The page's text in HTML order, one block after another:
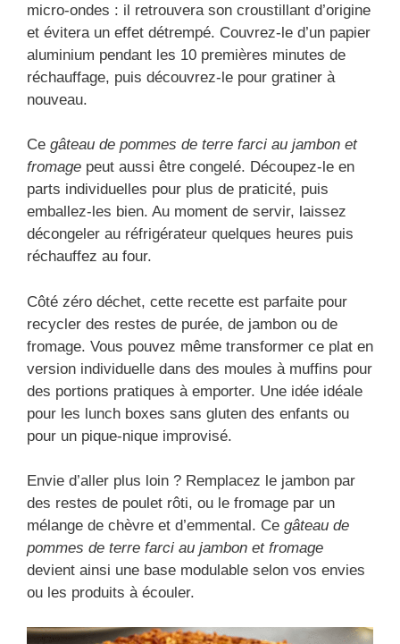
micro-ondes : il retrouvera son croustillant d’origine
et évitera un effet détrempé. Couvrez-le d’un papier
aluminium pendant les 10 premières minutes de
réchauffage, puis découvrez-le pour gratiner à
nouveau.
Ce gâteau de pommes de terre farci au jambon et
fromage peut aussi être congelé. Découpez-le en
parts individuelles pour plus de praticité, puis
emballez-les bien. Au moment de servir, laissez
décongeler au réfrigérateur quelques heures puis
réchauffez au four.
Côté zéro déchet, cette recette est parfaite pour
recycler des restes de purée, de jambon ou de
fromage. Vous pouvez même transformer ce plat en
version individuelle dans des moules à muffins pour
des portions pratiques à emporter. Une idée idéale
pour les lunch boxes sans gluten des enfants ou
pour un pique-nique improvisé.
Envie d’aller plus loin ? Remplacez le jambon par
des restes de poulet rôti, ou le fromage par un
mélange de chèvre et d’emmental. Ce gâteau de
pommes de terre farci au jambon et fromage
devient ainsi une base modulable selon vos envies
ou les produits à écouler.